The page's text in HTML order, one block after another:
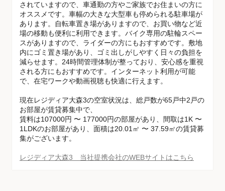
されていますので、車通勤の方やご家族でお住まいの方に
オススメです。車幅の大きな大型車も停められる駐車場が
あります。自転車置き場がありますので、お買い物など近
場の移動も便利に利用できます。バイク専用の駐輪スペー
スがありますので、ライダーの方にもおすすめです。敷地
内にゴミ置き場があり、ゴミ出しがしやすく日々の負担を
減らせます。24時間管理体制が整っており、安心感を重視
される方にもおすすめです。インターネット利用が可能
で、在宅ワークや動画視聴も快適に行えます。
現在レジディア大森3の空室状況は、総戸数が65戸中2戸の
お部屋が賃貸募集中で、
賃料は107000円 〜 177000円の部屋があり、間取は1K 〜
1LDKのお部屋があり、面積は20.01㎡ 〜 37.59㎡の賃貸募
集がございます。
レジディア大森3 当社提携会社のWEBサイトはこちら